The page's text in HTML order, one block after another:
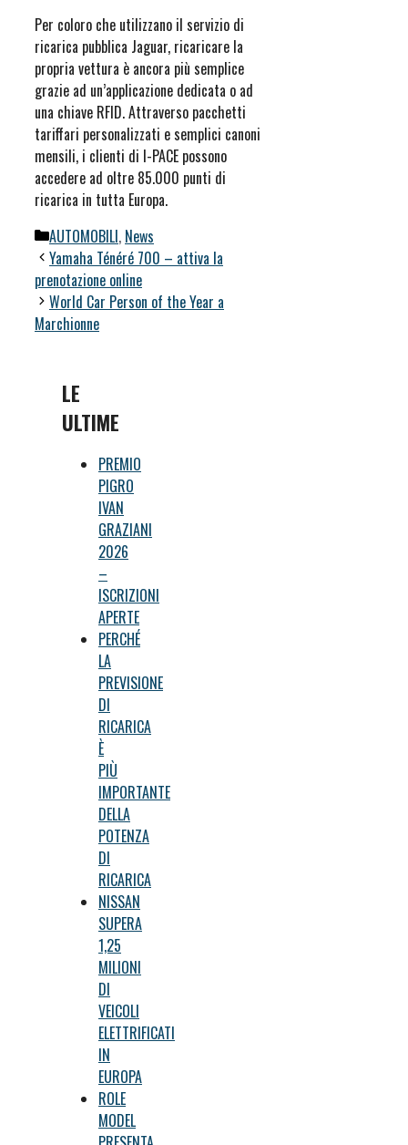
Per coloro che utilizzano il servizio di
ricarica pubblica Jaguar, ricaricare la
propria vettura è ancora più semplice
grazie ad un’applicazione dedicata o ad
una chiave RFID. Attraverso pacchetti
tariffari personalizzati e semplici canoni
mensili, i clienti di I-PACE possono
accedere ad oltre 85.000 punti di
ricarica in tutta Europa.
Categorie
AUTOMOBILI, News
Yamaha Ténéré 700 – attiva la
prenotazione online
World Car Person of the Year a
Marchionne
LE
ULTIME
PREMIO
PIGRO
IVAN
GRAZIANI
2026
–
ISCRIZIONI
APERTE
PERCHÉ
LA
PREVISIONE
DI
RICARICA
È
PIÙ
IMPORTANTE
DELLA
POTENZA
DI
RICARICA
NISSAN
SUPERA
1,25
MILIONI
DI
VEICOLI
ELETTRIFICATI
IN
EUROPA
ROLE
MODEL